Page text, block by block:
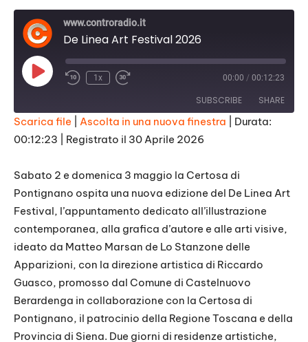
www.controradio.it
De Linea Art Festival 2026
Play
Episode
1x 00:00 / 00:12:23
SUBSCRIBE SHARE
SHARE
LINK
EMBED
Scarica file Ascolta in una nuova finestra
Durata:
00:12:23
Registrato il 30 Aprile 2026
Sabato 2 e domenica 3 maggio la Certosa di
Pontignano ospita una nuova edizione del De Linea Art
Festival, l’appuntamento dedicato all’illustrazione
contemporanea, alla grafica d’autore e alle arti visive,
ideato da Matteo Marsan de Lo Stanzone delle
Apparizioni, con la direzione artistica di Riccardo
Guasco, promosso dal Comune di Castelnuovo
Berardenga in collaborazione con la Certosa di
Pontignano, il patrocinio della Regione Toscana e della
Provincia di Siena. Due giorni di residenze artistiche,